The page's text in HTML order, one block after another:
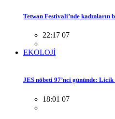
Tetwan Festivali’nde kadınların
22:17 07
EKOLOJİ
JES nöbeti 97’nci gününde:
18:01 07